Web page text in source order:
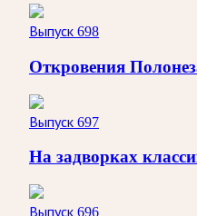
Выпуск 698
Откровения
Выпуск 697
На задворках
Выпуск 696